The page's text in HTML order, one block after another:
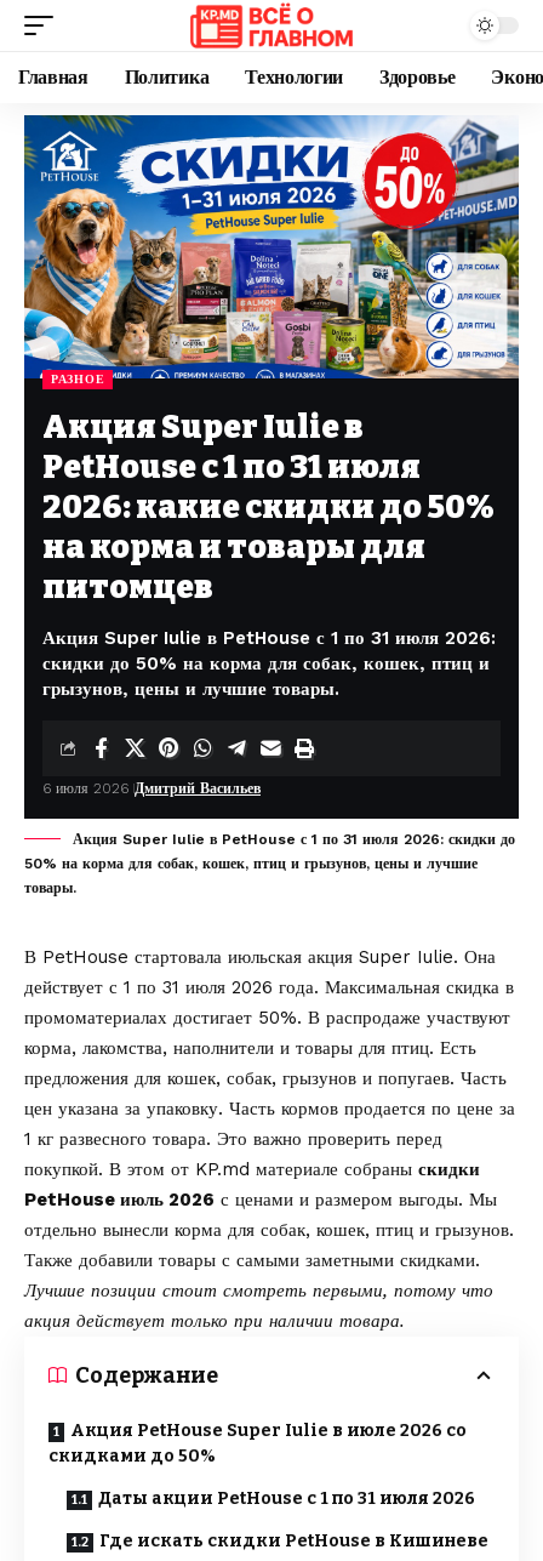
Главная Политика Технологии Здоровье
РАЗНОЕ
Акция Super Iulie в
PetHouse с 1 по 31 июля
2026: какие скидки до 50%
на корма и товары для
питомцев
Акция Super Iulie в PetHouse с 1 по 31 июля 2026:
скидки до 50% на корма для собак, кошек, птиц и
грызунов, цены и лучшие товары.
6 июля 2026 Дмитрий Васильев
Акция Super Iulie в PetHouse с 1 по 31 июля 2026: скидки до
50% на корма для собак, кошек, птиц и грызунов, цены и лучшие
товары.
В PetHouse стартовала июльская акция Super Iulie. Она
действует с 1 по 31 июля 2026 года. Максимальная скидка в
промоматериалах достигает 50%. В распродаже участвуют
корма, лакомства, наполнители и товары для птиц. Есть
предложения для кошек, собак, грызунов и попугаев. Часть
цен указана за упаковку. Часть кормов продается по цене за
1 кг развесного товара. Это важно проверить перед
покупкой. В этом от KP.md материале собраны скидки
PetHouse июль 2026 с ценами и размером выгоды. Мы
отдельно вынесли корма для собак, кошек, птиц и грызунов.
Также добавили товары с самыми заметными скидками.
Лучшие позиции стоит смотреть первыми, потому что
акция действует только при наличии товара.
Содержание
Акция PetHouse Super Iulie в июле 2026 со
скидками до 50%
Даты акции PetHouse с 1 по 31 июля 2026
Где искать скидки PetHouse в Кишиневе